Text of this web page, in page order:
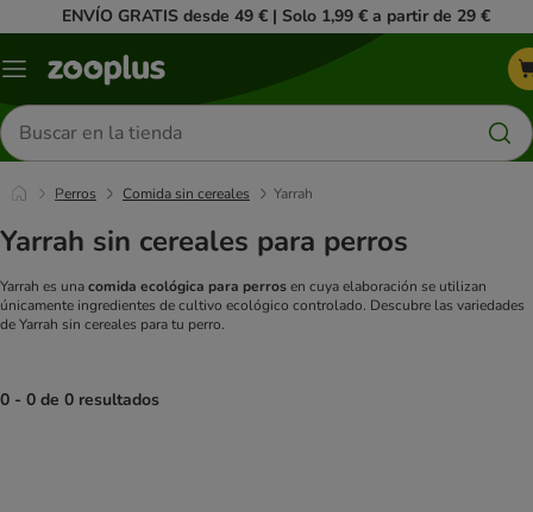
ENVÍO GRATIS desde 49 € | Solo 1,99 € a partir de 29 €
Menú
Buscar
productos
Perros Comida sin cereales Yarrah
Yarrah sin cereales para perros
Yarrah es unacomida ecológica para perrosen cuya elaboración se utilizan
únicamente ingredientes de cultivo ecológico controlado. Descubre las variedades
de Yarrah sin cereales para tu perro.
0 - 0 de 0 resultados